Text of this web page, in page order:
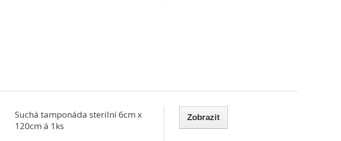
Suchá tamponáda sterilní 6cm x
120cm á 1ks
Zobrazit